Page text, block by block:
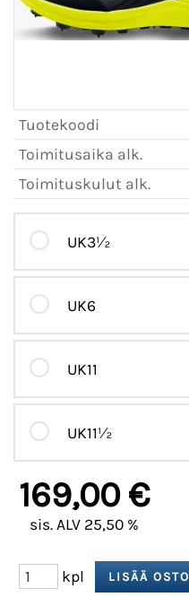
Tuotekoodi
Toimitusaika alk.
Toimituskulut alk.
UK3½
UK6
UK11
UK11½
169,00 €
sis. ALV 25,50 %
kpl